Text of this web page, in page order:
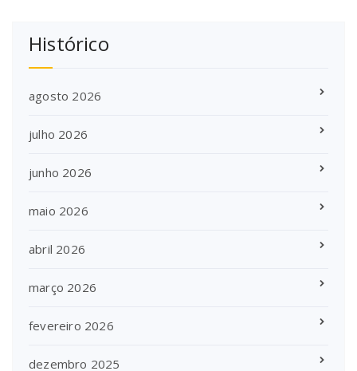
Histórico
agosto 2026
julho 2026
junho 2026
maio 2026
abril 2026
março 2026
fevereiro 2026
dezembro 2025